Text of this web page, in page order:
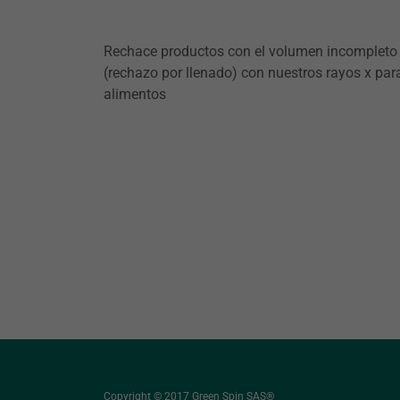
Rechace productos con el volumen incompleto
(rechazo por llenado) con nuestros rayos x
alimentos
Copyright © 2017 Green Spin SAS®